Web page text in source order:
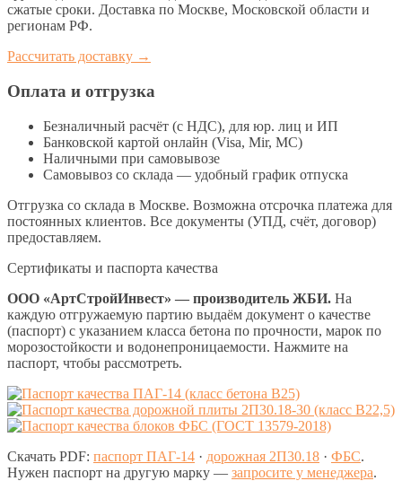
сжатые сроки. Доставка по Москве, Московской области и
регионам РФ.
Рассчитать доставку →
Оплата и отгрузка
Безналичный расчёт (с НДС), для юр. лиц и ИП
Банковской картой онлайн (Visa, Mir, МС)
Наличными при самовывозе
Самовывоз со склада — удобный график отпуска
Отгрузка со склада в Москве. Возможна отсрочка платежа для
постоянных клиентов. Все документы (УПД, счёт, договор)
предоставляем.
Сертификаты и паспорта качества
ООО «АртСтройИнвест» — производитель ЖБИ. На
каждую отгружаемую партию выдаём документ о качестве
(паспорт) с указанием класса бетона по прочности, марок по
морозостойкости и водонепроницаемости. Нажмите на
паспорт, чтобы рассмотреть.
Скачать PDF: паспорт ПАГ-14 · дорожная 2П30.18 · ФБС.
Нужен паспорт на другую марку — запросите у менеджера.